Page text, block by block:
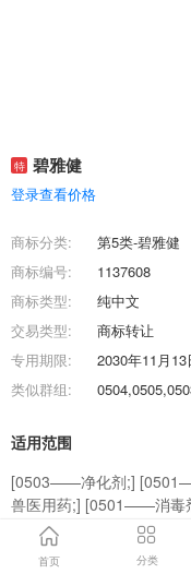
特 碧雅健
登录查看价格
商标分类:
第5类-碧雅健
商标编号:
1137608
商标类型:
纯中文
交易类型:
商标转让
专用期限:
2030年11月13
类似群组:
适用范围
[0503——净化剂;]
兽医用药;] [0501——消
棉;] [0506——婴儿尿裤;]
首页 分类